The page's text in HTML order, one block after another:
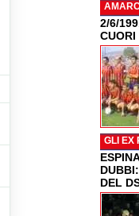
2/6/
CUORI
GLI EX
DEL